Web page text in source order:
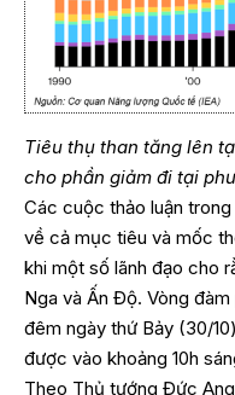
Tiêu thụ than tăng lên
cho phần giảm đi tại
Các cuộc thảo luận
về cả mục tiêu và mốc
khi một số lãnh đạo cho
Nga và Ấn Độ. Vòng
đêm ngày thứ Bảy (30/
được vào khoảng 10h
Theo Thủ tướng Đức